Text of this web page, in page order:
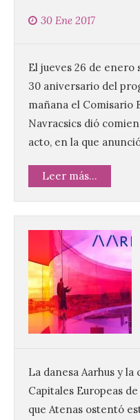
30 Ene 2017
El jueves 26 de
30 aniversario del
mañana el Comisario
Navracsics dió
acto, en la que
Leer más...
La danesa Aarhus y
Capitales Europeas
que Atenas ostentó